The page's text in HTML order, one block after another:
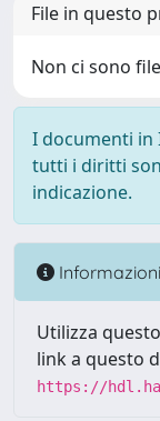
File in questo
Non ci sono
I documenti in
tutti i diritti
indicazione.
Informazioni
Utilizza
link a questo
https://